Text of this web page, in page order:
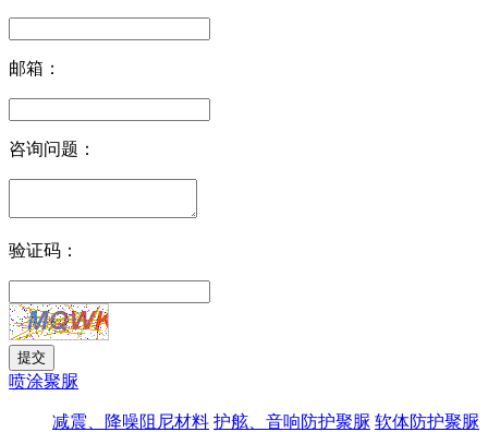
邮箱：
咨询问题：
验证码：
喷涂聚脲
减震、降噪阻尼材料 护舷、音响防护聚脲 软体防护聚脲